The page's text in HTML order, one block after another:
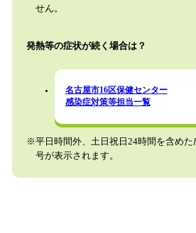
せん。
発熱等の症状が続く場合は？
名古屋市16区保健センター
感染症対策等担当一覧
※平日時間外、土日祝日24時間を含めた
号が表示されます。